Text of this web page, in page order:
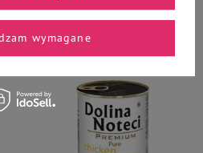
Do koszyka
wymagane